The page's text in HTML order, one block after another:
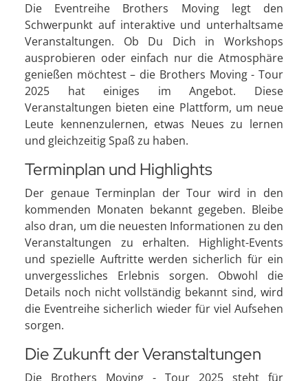
Die Eventreihe Brothers Moving legt den
Schwerpunkt auf interaktive und unterhaltsame
Veranstaltungen. Ob Du Dich in Workshops
ausprobieren oder einfach nur die Atmosphäre
genießen möchtest – die Brothers Moving - Tour
2025 hat einiges im Angebot. Diese
Veranstaltungen bieten eine Plattform, um neue
Leute kennenzulernen, etwas Neues zu lernen
und gleichzeitig Spaß zu haben.
Terminplan und Highlights
Der genaue Terminplan der Tour wird in den
kommenden Monaten bekannt gegeben. Bleibe
also dran, um die neuesten Informationen zu den
Veranstaltungen zu erhalten. Highlight-Events
und spezielle Auftritte werden sicherlich für ein
unvergessliches Erlebnis sorgen. Obwohl die
Details noch nicht vollständig bekannt sind, wird
die Eventreihe sicherlich wieder für viel Aufsehen
sorgen.
Die Zukunft der Veranstaltungen
Die Brothers Moving - Tour 2025 steht für